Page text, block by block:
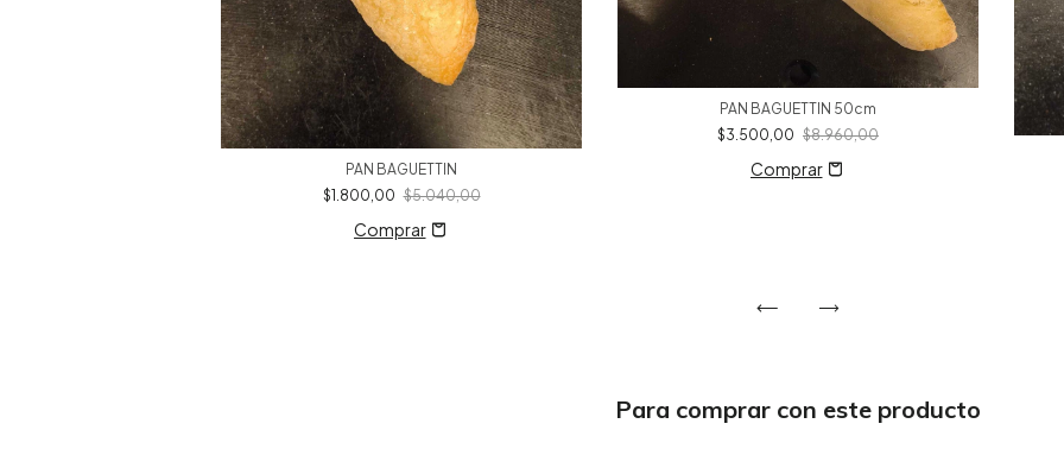
PAN BAGUETTIN
$1.800,00 $5.040,00
PAN BAGUETTIN 50cm
$3.500,00 $8.960,00
Para comprar con este producto